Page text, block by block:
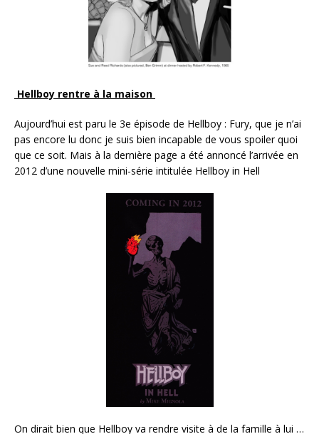
Hellboy rentre à la maison
Aujourd’hui est paru le 3e épisode de Hellboy : Fury, que je n’ai
pas encore lu donc je suis bien incapable de vous spoiler quoi
que ce soit. Mais à la dernière page a été annoncé l’arrivée en
2012 d’une nouvelle mini-série intitulée Hellboy in Hell
On dirait bien que Hellboy va rendre visite à de la famille à lui …